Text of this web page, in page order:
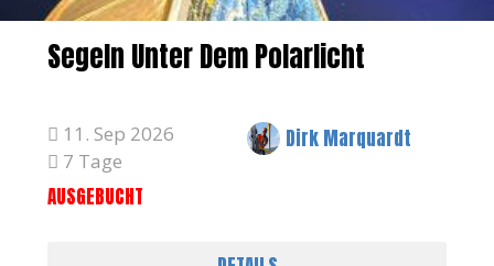
Segeln Unter Dem Polarlicht
11. Sep 2026
7 Tage
Dirk Marquardt
AUSGEBUCHT